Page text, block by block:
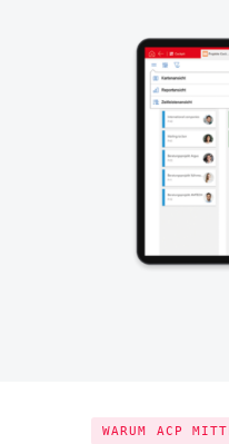
WARUM ACP